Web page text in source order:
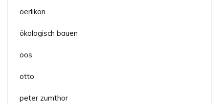
oerlikon
ökologisch bauen
oos
otto
peter zumthor